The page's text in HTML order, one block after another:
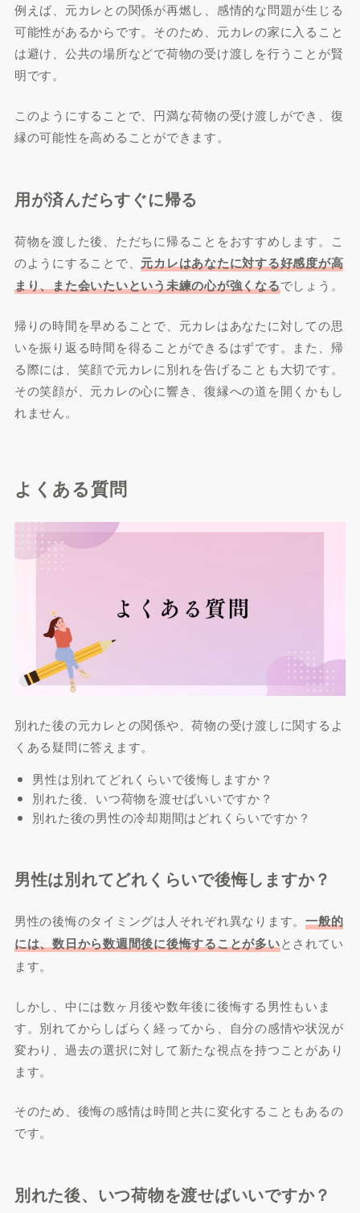
例えば、元カレとの関係が再燃し、感情的な問題が生じる
可能性があるからです。そのため、元カレの家に入ること
は避け、公共の場所などで荷物の受け渡しを行うことが賢
明です。
このようにすることで、円満な荷物の受け渡しができ、復
縁の可能性を高めることができます。
用が済んだらすぐに帰る
荷物を渡した後、ただちに帰ることをおすすめします。こ
のようにすることで、 元カレはあなたに対する好感度が高
まり、また会いたいという未練の心が強くなるでしょう。
帰りの時間を早めることで、元カレはあなたに対しての思
いを振り返る時間を得ることができるはずです。また、帰
る際には、笑顔で元カレに別れを告げることも大切です。
その笑顔が、元カレの心に響き、復縁への道を開くかもし
れません。
よくある質問
別れた後の元カレとの関係や、荷物の受け渡しに関するよ
くある疑問に答えます。
男性は別れてどれくらいで後悔しますか？
別れた後、いつ荷物を渡せばいいですか？
別れた後の男性の冷却期間はどれくらいですか？
男性は別れてどれくらいで後悔しますか？
男性の後悔のタイミングは人それぞれ異なります。一般的
には、数日から数週間後に後悔することが多いとされてい
ます。
しかし、中には数ヶ月後や数年後に後悔する男性もいま
す。別れてからしばらく経ってから、自分の感情や状況が
変わり、過去の選択に対して新たな視点を持つことがあり
ます。
そのため、後悔の感情は時間と共に変化することもあるの
です。
別れた後、いつ荷物を渡せばいいですか？